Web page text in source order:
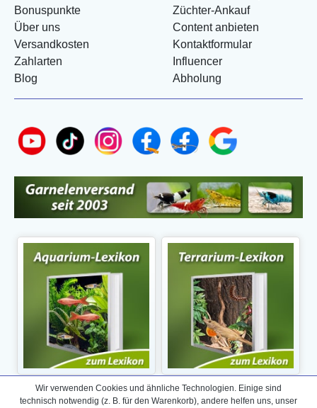
Bonuspunkte
Über uns
Versandkosten
Zahlarten
Blog
Züchter-Ankauf
Content anbieten
Kontaktformular
Influencer
Abholung
Wir verwenden Cookies und ähnliche Technologien. Einige sind
technisch notwendig (z. B. für den Warenkorb), andere helfen uns, unser